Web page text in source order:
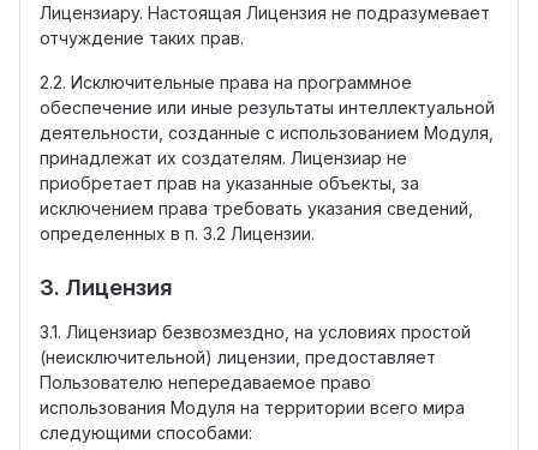
Лицензиару. Настоящая Лицензия не подразумевает
отчуждение таких прав.
2.2. Исключительные права на программное
обеспечение или иные результаты интеллектуальной
деятельности, созданные с использованием Модуля,
принадлежат их создателям. Лицензиар не
приобретает прав на указанные объекты, за
исключением права требовать указания сведений,
определенных в п. 3.2 Лицензии.
3. Лицензия
3.1. Лицензиар безвозмездно, на условиях простой
(неисключительной) лицензии, предоставляет
Пользователю непередаваемое право
использования Модуля на территории всего мира
следующими способами: